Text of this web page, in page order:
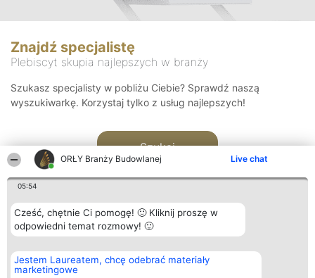
ORŁY Branży Budowlanej Live chat
05:54
Cześć, chętnie Ci pomogę! 🙂 Kliknij proszę w
odpowiedni temat rozmowy! 🙂
Jestem Laureatem, chcę odebrać materiały
marketingowe
Znajdź specjalistę
Plebiscyt skupia najlepszych w branży
Szukasz specjalisty w pobliżu Ciebie? Sprawdź naszą
wyszukiwarkę. Korzystaj tylko z usług najlepszych!
Szukaj
Organizator plebiscytu
Bright Side Solutions sp. z o.
o. sp. k.
Plebiscyt
Laureaci
Kontakt
Kontakt